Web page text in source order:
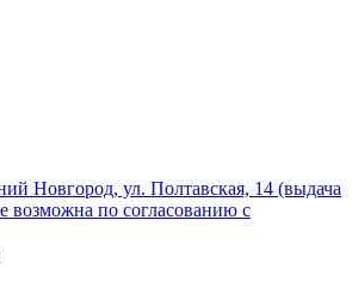
Новгород, ул. Полтавская, 14 (выдача
возможна по согласованию с